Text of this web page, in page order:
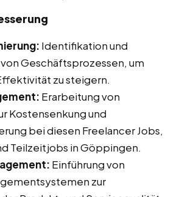
Identifikation und
Geschäftsprozessen, um
zu steigern.
Erarbeitung von
Kostensenkung und
bei diesen Freelancer Jobs,
Teilzeitjobs in Göppingen.
Einführung von
zur